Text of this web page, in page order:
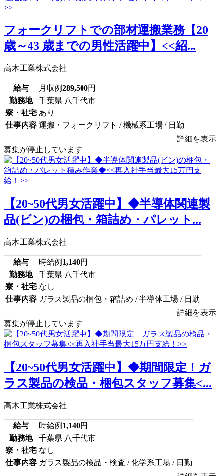
フォークリフトでの部材運搬業務【20
歳～43 歳までの男性活躍中】<<紹...
高木工業株式会社
給与 月収例289,500円
勤務地
千葉県 八千代市
寮・社宅 あり
仕事内容 運搬・フォークリフト / 機械系工場 / 日勤
詳細を表示
募集が停止しています
【20~50代男女活躍中】◆半導体関連製
品(ビン)の梱包・箱詰め・パレット...
高木工業株式会社
給与 時給例 1,140円
勤務地
千葉県 八千代市
寮・社宅 なし
仕事内容 ガラス製品の梱包・箱詰め / 半導体工場 / 日勤
詳細を表示
募集が停止しています
【20~50代男女活躍中】◆期間限定！ガ
ラス製品の検品・梱包スタッフ募集<...
高木工業株式会社
給与 時給例 1,140円
勤務地
千葉県 八千代市
寮・社宅 なし
仕事内容 ガラス製品の検品・検査 / 化学系工場 / 日勤